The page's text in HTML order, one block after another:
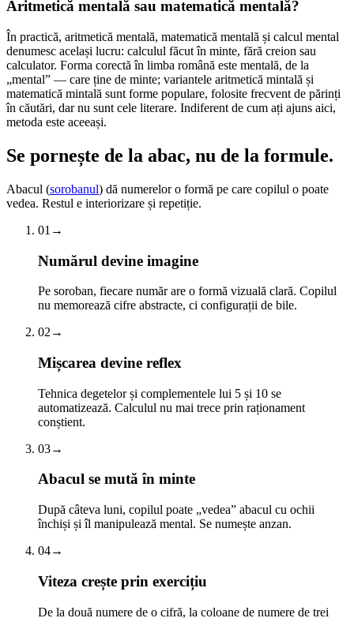
Aritmetică mentală sau matematică mentală?
În practică, aritmetică mentală, matematică mentală și calcul mental
denumesc același lucru: calculul făcut în minte, fără creion sau
calculator. Forma corectă în limba română este mentală, de la
„mental” — care ține de minte; variantele aritmetică mintală și
matematică mintală sunt forme populare, folosite frecvent de părinți
în căutări, dar nu sunt cele literare. Indiferent de cum ați ajuns aici,
metoda este aceeași.
Se pornește de la abac, nu de la formule.
Abacul (sorobanul) dă numerelor o formă pe care copilul o poate
vedea. Restul e interiorizare și repetiție.
01 →
Numărul devine imagine
Pe soroban, fiecare număr are o formă vizuală clară. Copilul
nu memorează cifre abstracte, ci configurații de bile.
02 →
Mișcarea devine reflex
Tehnica degetelor și complementele lui 5 și 10 se
automatizează. Calculul nu mai trece prin raționament
conștient.
03→
Abacul se mută în minte
După câteva luni, copilul poate „vedea” abacul cu ochii
închiși și îl manipulează mental. Se numește anzan.
04→
Viteza crește prin exercițiu
De la două numere de o cifră, la coloane de numere de trei